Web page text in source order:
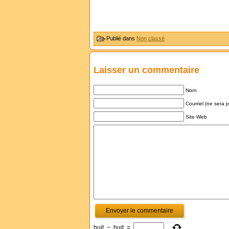
Publié dans Non classé
Laisser un commentaire
Nom
Courriel (ne sera
Site Web